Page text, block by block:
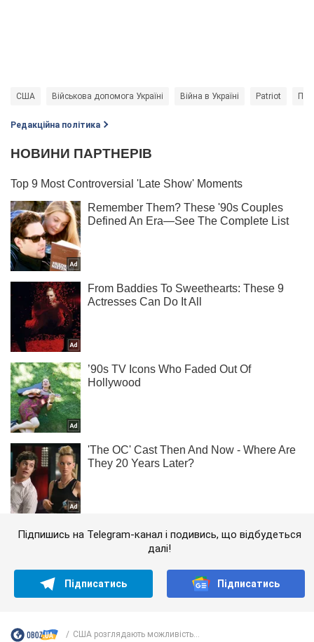
США Військова допомога Україні Війна в Україні Patriot
Редакційна політика
Підпишись на Telegram-канал і подивись, що відбудеться
далі!
Підписатись Підписатись
США розглядають можливість...